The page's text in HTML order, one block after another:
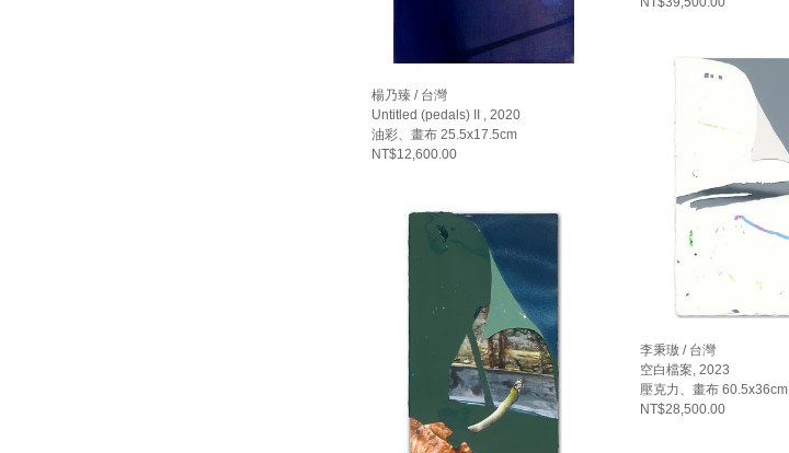
楊乃臻 / 台灣
Untitled (pedals) II , 2020
油彩、畫布 25.5x17.5cm
NT$12,600.00
李秉璈 / 台灣
空白檔案, 2023
壓克力、畫布 60.5x36cm
NT$28,500.00